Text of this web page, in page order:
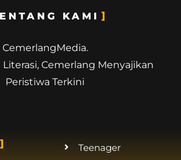
KAMI
CemerlangMedia.
Cemerlang Menyajikan
Peristiwa Terkini
Teenager